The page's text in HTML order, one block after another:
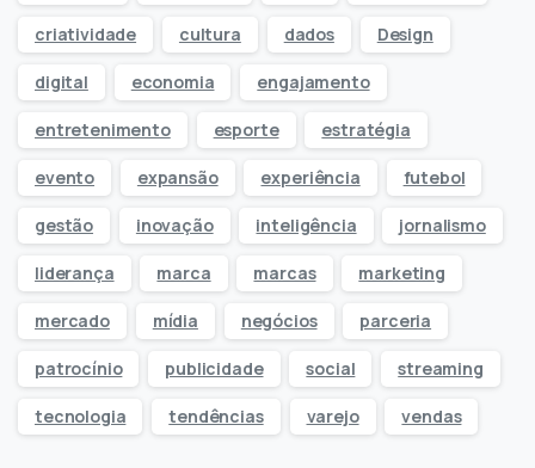
criatividade cultura dados Design
digital economia engajamento
entretenimento esporte estratégia
evento expansão experiência futebol
gestão inovação inteligência jornalismo
liderança marca marcas marketing
mercado mídia negócios parceria
patrocínio publicidade social streaming
tecnologia tendências varejo vendas